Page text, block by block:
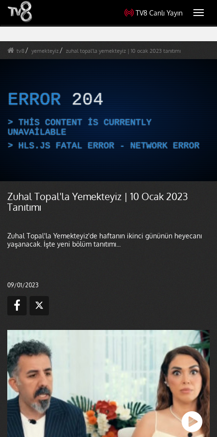
TV8 Canlı Yayın
tv8 yemekteyiz zuhal topal'la yemekteyiz | 10 ocak 2023 tanıtımı
ERROR 204
THIS CONTENT IS CURRENTLY
UNAVAILABLE
HLS.JS FATAL ERROR - NETWORK ERROR
Zuhal Topal'la Yemekteyiz | 10 Ocak 2023
Tanıtımı
Zuhal Topal'la Yemekteyiz'de haftanın ikinci gününün heyecanı
yaşanacak. İşte yeni bölüm tanıtımı...
09/01/2023